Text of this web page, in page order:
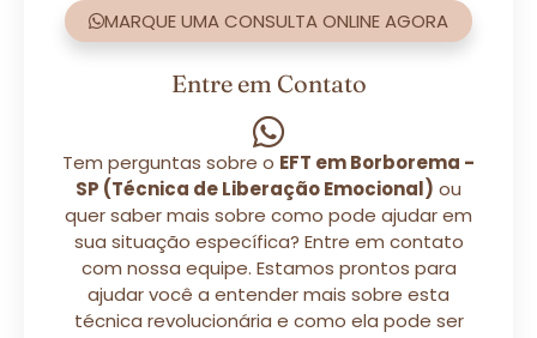
MARQUE UMA CONSULTA ONLINE AGORA
Entre em Contato
Tem perguntas sobre o EFT em Borborema -
SP (Técnica de Liberação Emocional) ou
quer saber mais sobre como pode ajudar em
sua situação específica? Entre em contato
com nossa equipe. Estamos prontos para
ajudar você a entender mais sobre esta
técnica revolucionária e como ela pode ser